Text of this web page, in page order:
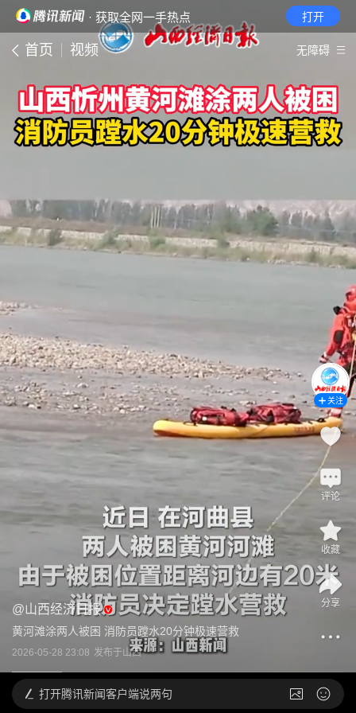
· 获取全网一手热点 打开
首页 视频 无障碍
@山西经济日报
黄河滩涂两人被困 消防员蹚水20分钟极速营救
2026-05-28 23:08 发布于山西
关注
评论
收藏
分享
打开腾讯新闻客户端说两句